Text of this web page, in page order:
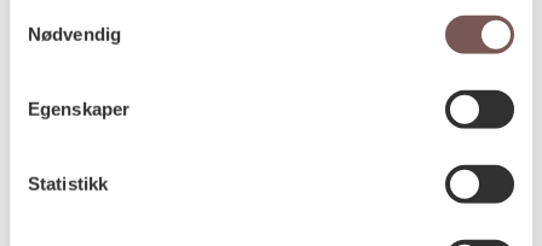
Nødvendig
Egenskaper
Statistikk
Besøksadresse
Victoria Terrasse 11